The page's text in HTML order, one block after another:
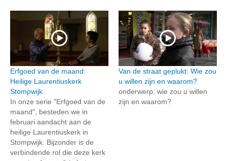
Erfgoed van de maand:
Heilige Laurentiuskerk
Stompwijk
In onze serie "Erfgoed van de
maand", besteden we in
februari aandacht aan de
heilige Laurentiuskerk in
Stompwijk. Bijzonder is de
verbindende rol die deze kerk
Van de straat geplukt: Wie zou
u willen zijn en waarom?
onderwerp: wie zou u willen
zijn en waarom?